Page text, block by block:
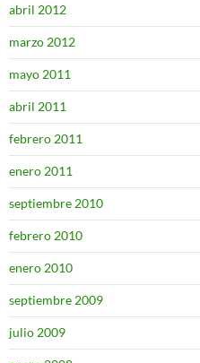
abril 2012
marzo 2012
mayo 2011
abril 2011
febrero 2011
enero 2011
septiembre 2010
febrero 2010
enero 2010
septiembre 2009
julio 2009